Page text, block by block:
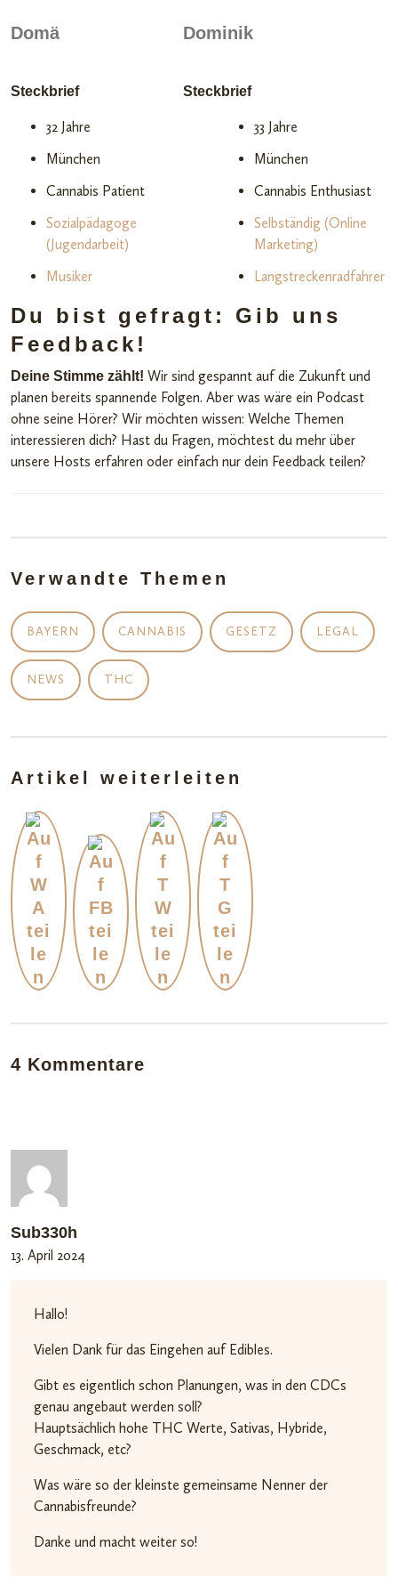
Domä
Steckbrief
32 Jahre
München
Cannabis Patient
Sozialpädagoge
(Jugendarbeit)
Musiker
Dominik
Steckbrief
33 Jahre
München
Cannabis Enthusiast
Selbständig (Online
Marketing)
Langstreckenradfahrer
Du bist gefragt: Gib uns
Feedback!
Deine Stimme zählt! Wir sind gespannt auf die Zukunft und
planen bereits spannende Folgen. Aber was wäre ein Podcast
ohne seine Hörer? Wir möchten wissen: Welche Themen
interessieren dich? Hast du Fragen, möchtest du mehr über
unsere Hosts erfahren oder einfach nur dein Feedback teilen?
Verwandte Themen
BAYERN CANNABIS GESETZ LEGAL
NEWS THC
Artikel weiterleiten
4 Kommentare
Sub330h
13. April 2024
Hallo!
Vielen Dank für das Eingehen auf Edibles.
Gibt es eigentlich schon Planungen, was in den CDCs
genau angebaut werden soll?
Hauptsächlich hohe THC Werte, Sativas, Hybride,
Geschmack, etc?
Was wäre so der kleinste gemeinsame Nenner der
Cannabisfreunde?
Danke und macht weiter so!